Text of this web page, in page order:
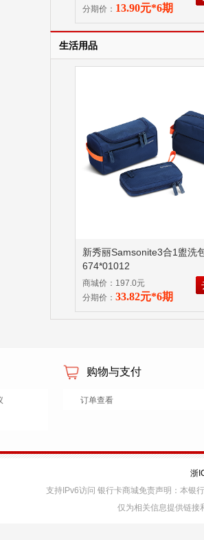
分期价： 13.90元*6期
生活用品
新秀丽Samsonite3合1盥洗
674*01012
商城价：197.0元
分期价： 33.82元*6期
购物与支付
订单查看
浙
支持IPv6访问 银行卡商城免责声明：本银
仅为相关信息提供链接